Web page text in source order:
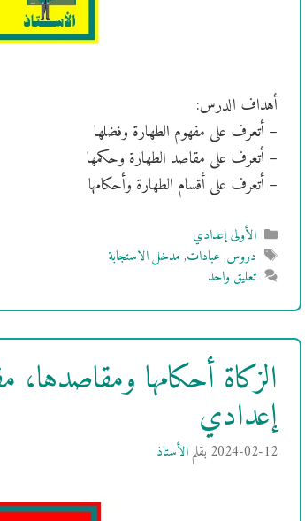
أهداف الدرس:
– أتعرف على مفهوم الطهارة وفضلها
– أتعرف على مقاصد الطهارة وحكمها
– أتعرف على أقسام الطهارة وأحكامها
التصنيفات
الأولى إعدادي
الوسوم
دروس,عبادات,مدخل الاستجابة
تعليق واحد
الزكاة أحكامها ومقاصدها،
إعدادي
2024-02-12 بقلمالأستاذ